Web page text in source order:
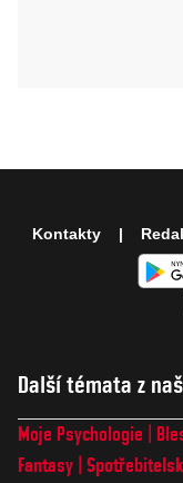
Další témata z
Moje Psychologie
Fantasy
Kontakty